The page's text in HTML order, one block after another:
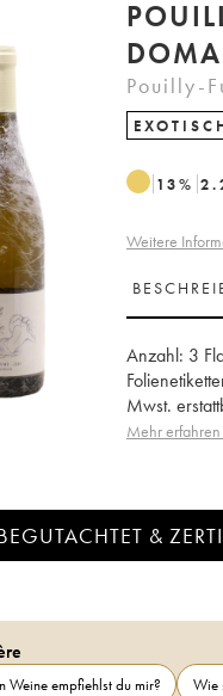
Pouilly-
13%
Weitere
Anzahl: 3
Mwst.
Mehr
&
Weine empfiehlst du mir? Wie